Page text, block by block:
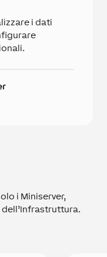
i dati
i Miniserver,
dell’Infrastruttura.